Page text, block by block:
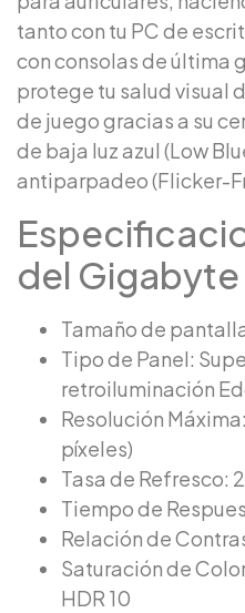
tanto con tu PC de
con consolas de última
protege tu salud visual
de juego gracias a su
de baja luz azul (Low
antiparpadeo (Flicker-
del Gigabyte
Tamaño de
Tipo de Panel:
retroiluminación
Resolución
píxeles)
Tasa de Refresco:
Tiempo de
Relación de
Saturación de
HDR 10